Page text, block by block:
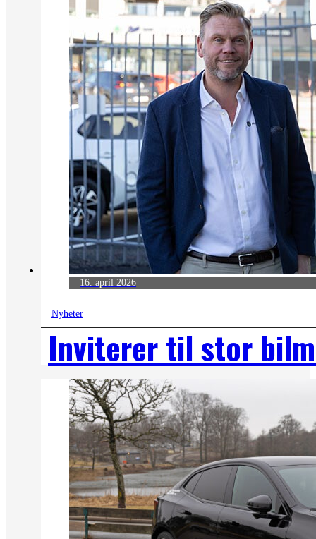
16. april 2026
Nyheter
Inviterer til stor